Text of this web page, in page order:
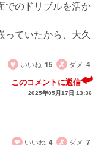
でのドリブルを活か
っていたから、大久
いいね 15 ダメ 4
このコメントに返信
2025年05月17日 13:36
いいね 4 ダメ 7